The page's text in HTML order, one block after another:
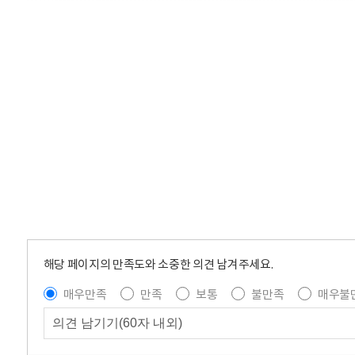
해당 페이지의 만족도와 소중한 의견 남겨주세요.
매우만족
만족 보통 불만족 매우불